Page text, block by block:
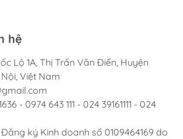
hệ
Lộ 1A, Thị Trấn Văn Điển, Huyện
Việt Nam
- 0974 643 111 - 024 39161111 - 024
ký Kinh doanh số 0109464169 do